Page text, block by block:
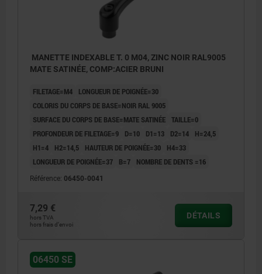
MANETTE INDEXABLE T. 0 M04, ZINC NOIR RAL9005
MATE SATINÉE, COMP:ACIER BRUNI
FILETAGE=M4
LONGUEUR DE POIGNÉE=30
COLORIS DU CORPS DE BASE=NOIR RAL 9005
SURFACE DU CORPS DE BASE=MATE SATINÉE TAILLE=0
PROFONDEUR DE FILETAGE=9
D=10 D1=13 D2=14
H=24,5
H1=4
H2=14,5 HAUTEUR DE POIGNÉE=30
H4=33
LONGUEUR DE POIGNÉE=37
B=7 NOMBRE DE DENTS =16
Référence: 06450-0041
7,29 €
hors TVA
hors frais d’envoi
DÉTAILS
06450 SE